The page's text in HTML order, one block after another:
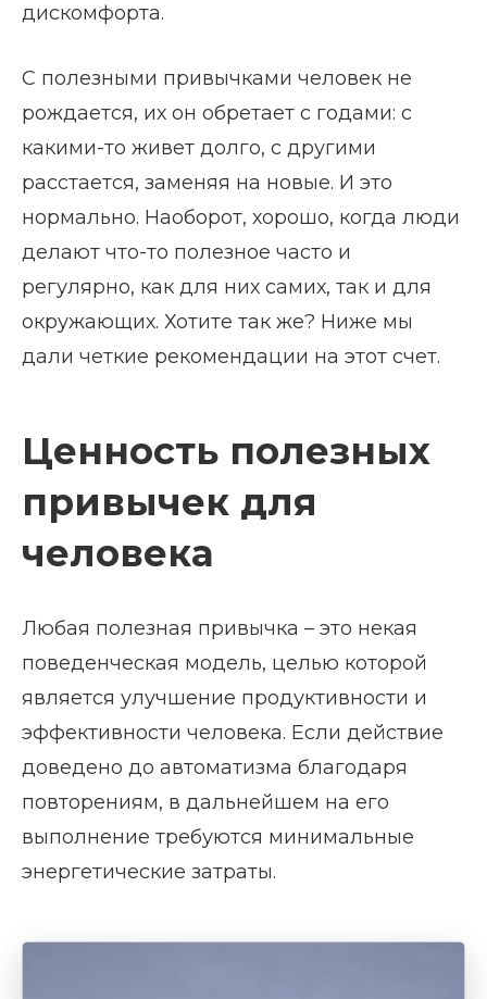
дискомфорта.
С полезными привычками человек не
рождается, их он обретает с годами: с
какими-то живет долго, с другими
расстается, заменяя на новые. И это
нормально. Наоборот, хорошо, когда люди
делают что-то полезное часто и
регулярно, как для них самих, так и для
окружающих. Хотите так же? Ниже мы
дали четкие рекомендации на этот счет.
Ценность полезных
привычек для
человека
Любая полезная привычка – это некая
поведенческая модель, целью которой
является улучшение продуктивности и
эффективности человека. Если действие
доведено до автоматизма благодаря
повторениям, в дальнейшем на его
выполнение требуются минимальные
энергетические затраты.